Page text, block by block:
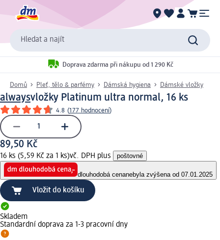
Hledat a najít
Doprava zdarma při nákupu od 1 290 Kč
Domů Pleť, tělo & parfémy Dámská hygiena Dámské vložky
alwaysvložky Platinum ultra normal, 16 ks
4.8 (177 hodnocení)
89,50 Kč
16 ks (5,59 Kč za 1 ks)vč. DPH plus poštovné
dlouhodobá cenanebyla zvýšena od 07.01.2025
Vložit do košíku
Skladem
Standardní doprava za 1-3 pracovní dny